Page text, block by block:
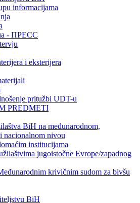
informacijama
- ПРЕСC
i eksterijera
pritužbi UDT-u
PREDMETI
BiH na međunarodnom,
nacionalnom nivou
institucijama
jugoistočne Evrope/zapadnog
krivičnim sudom za bivšu
BiH